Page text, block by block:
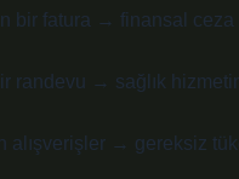
bir fatura → finansal ceza
randevu → sağlık
alışverişler → gereksiz